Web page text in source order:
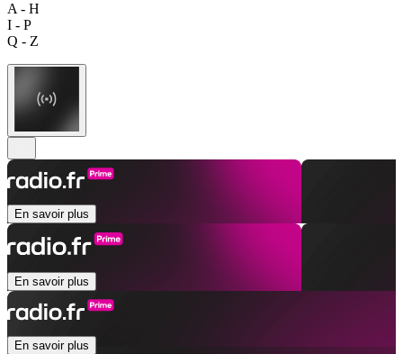
A - H
I - P
Q - Z
En savoir plus
En savoir plus
En savoir plus